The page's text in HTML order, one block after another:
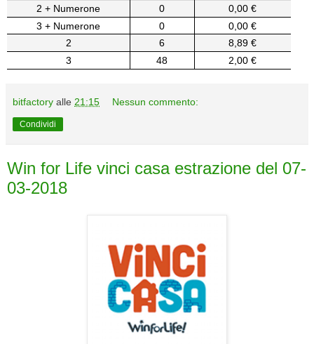
2 + Numerone
0
0,00 €
3 + Numerone
0
0,00 €
2
6
8,89 €
3
48 2,00 €
bitfactory alle 21:15 Nessun commento:
Condividi
Win for Life vinci casa estrazione del 07-
03-2018